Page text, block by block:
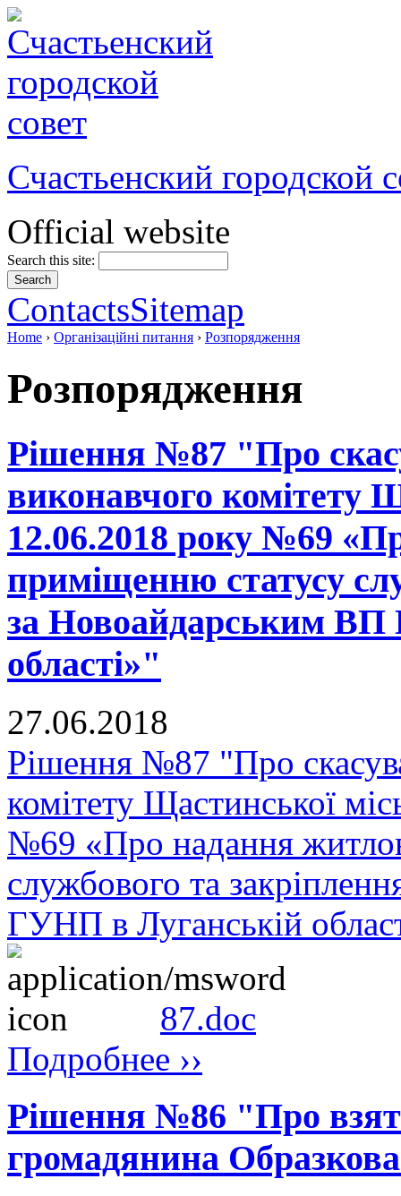
Счастьенский городской
Official website
Search this site:
ContactsSitemap
Home › Організаційні питання › Розпорядження
Розпорядження
Рішення №87 "Про
виконавчого комітету
12.06.2018 року №69
приміщенню статусу
за Новоайдарським
області»"
27.06.2018
Рішення №87 "Про
комітету Щастинської
№69 «Про надання
службового та
ГУНП в Луганській
87.doc
Подробнее ››
Рішення №86 "Про
громадянина